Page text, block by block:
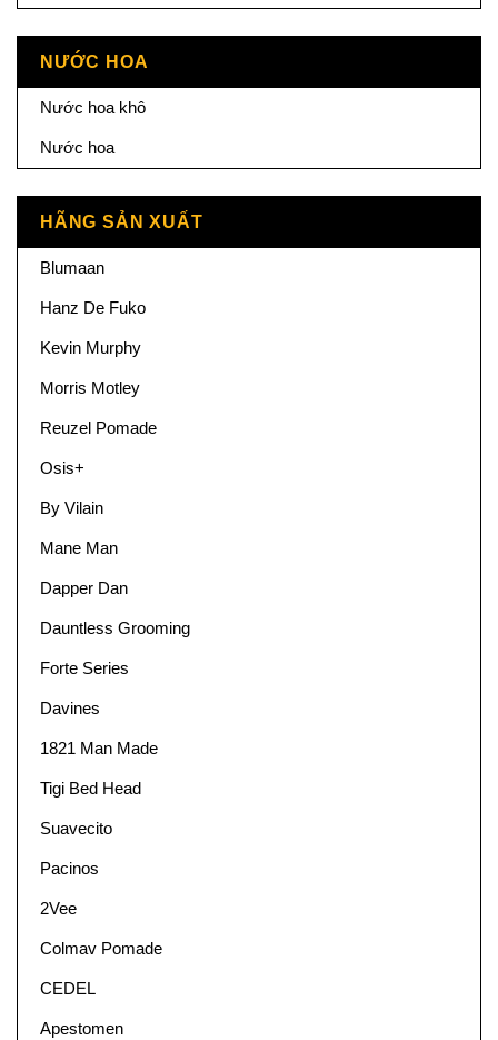
NƯỚC HOA
Nước hoa khô
Nước hoa
HÃNG SẢN XUẤT
Blumaan
Hanz De Fuko
Kevin Murphy
Morris Motley
Reuzel Pomade
Osis+
By Vilain
Mane Man
Dapper Dan
Dauntless Grooming
Forte Series
Davines
1821 Man Made
Tigi Bed Head
Suavecito
Pacinos
2Vee
Colmav Pomade
CEDEL
Apestomen